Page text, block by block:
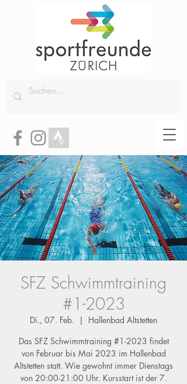
SFZ Schwimmtraining
#1-2023
Di., 07. Feb.
  |
Hallenbad Altstetten
Das SFZ Schwimmtraining #1-2023 findet
von Februar bis Mai 2023 im Hallenbad
Altstetten statt. Wie gewohnt immer Dienstags
von 20:00-21:00 Uhr. Kursstart ist der 7.